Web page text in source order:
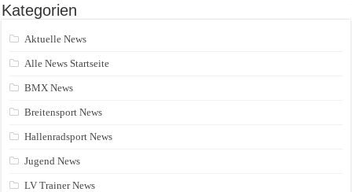
Kategorien
Aktuelle News
Alle News Startseite
BMX News
Breitensport News
Hallenradsport News
Jugend News
LV Trainer News